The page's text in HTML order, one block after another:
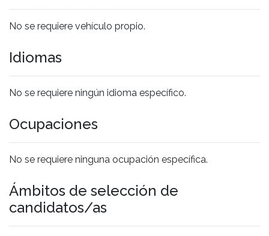
No se requiere vehículo propio.
Idiomas
No se requiere ningún idioma específico.
Ocupaciones
No se requiere ninguna ocupación específica.
Ámbitos de selección de
candidatos/as